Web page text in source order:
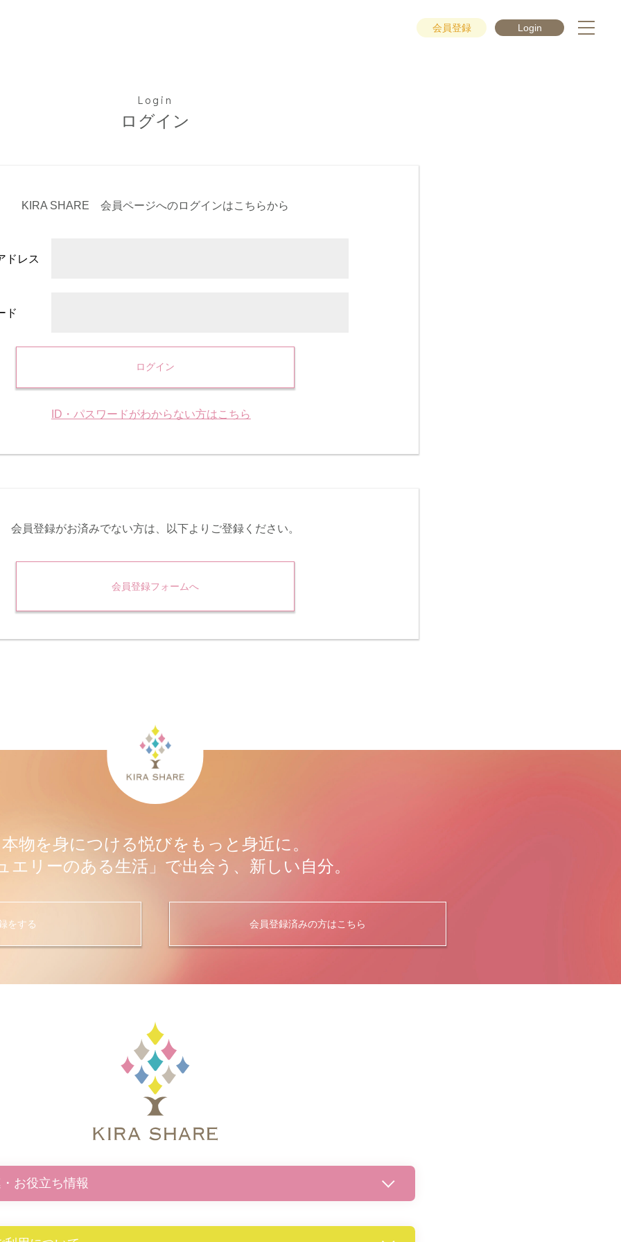
会員登録 Login
Login
ログイン
KIRA SHARE 会員ページへのログインはこちらから
ドレス
ド
ログイン
ID・パスワードがわからない方はこちら
会員登録がお済みでない方は、 以下よりご登録ください。
会員登録フォームへ
本物を身につける悦びをもっと身近に。
エリーのある生活」で出会う、新しい自分。
をする 会員登録済みの方はこちら
お役立ち情報